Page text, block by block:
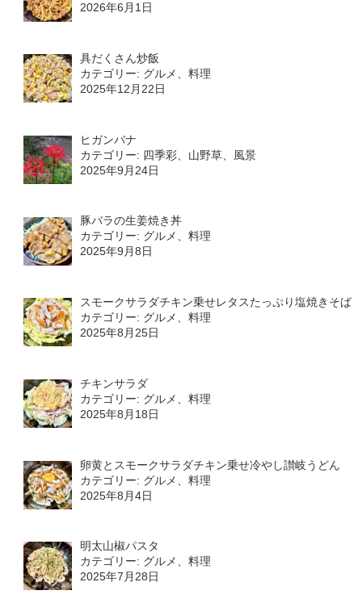
2026年6月1日
具だくさん炒飯
カテゴリー: グルメ、料理
2025年12月22日
ヒガンバナ
カテゴリー: 四季彩、山野草、風景
2025年9月24日
豚バラの生姜焼き丼
カテゴリー: グルメ、料理
2025年9月8日
スモークサラダチキン乗せレタスたっぷり塩焼きそば
カテゴリー: グルメ、料理
2025年8月25日
チキンサラダ
カテゴリー: グルメ、料理
2025年8月18日
卵黄とスモークサラダチキン乗せ冷やし讃岐うどん
カテゴリー: グルメ、料理
2025年8月4日
明太山椒パスタ
カテゴリー: グルメ、料理
2025年7月28日